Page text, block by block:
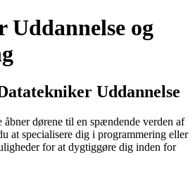
og
Uddannelse
åbner dørene til en spændende verden af
at specialisere dig i programmering eller
for at dygtiggøre dig inden for